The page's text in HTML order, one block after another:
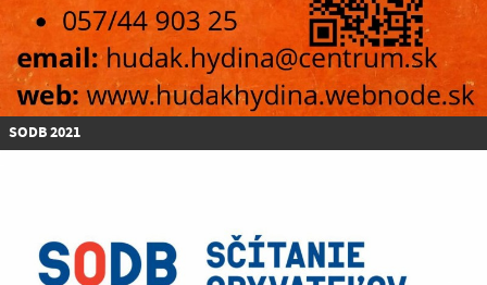
SODB 2021